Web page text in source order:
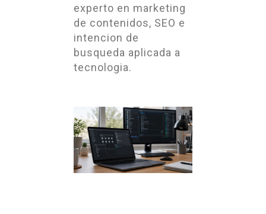
experto en marketing
de contenidos, SEO e
intencion de
busqueda aplicada a
tecnologia.